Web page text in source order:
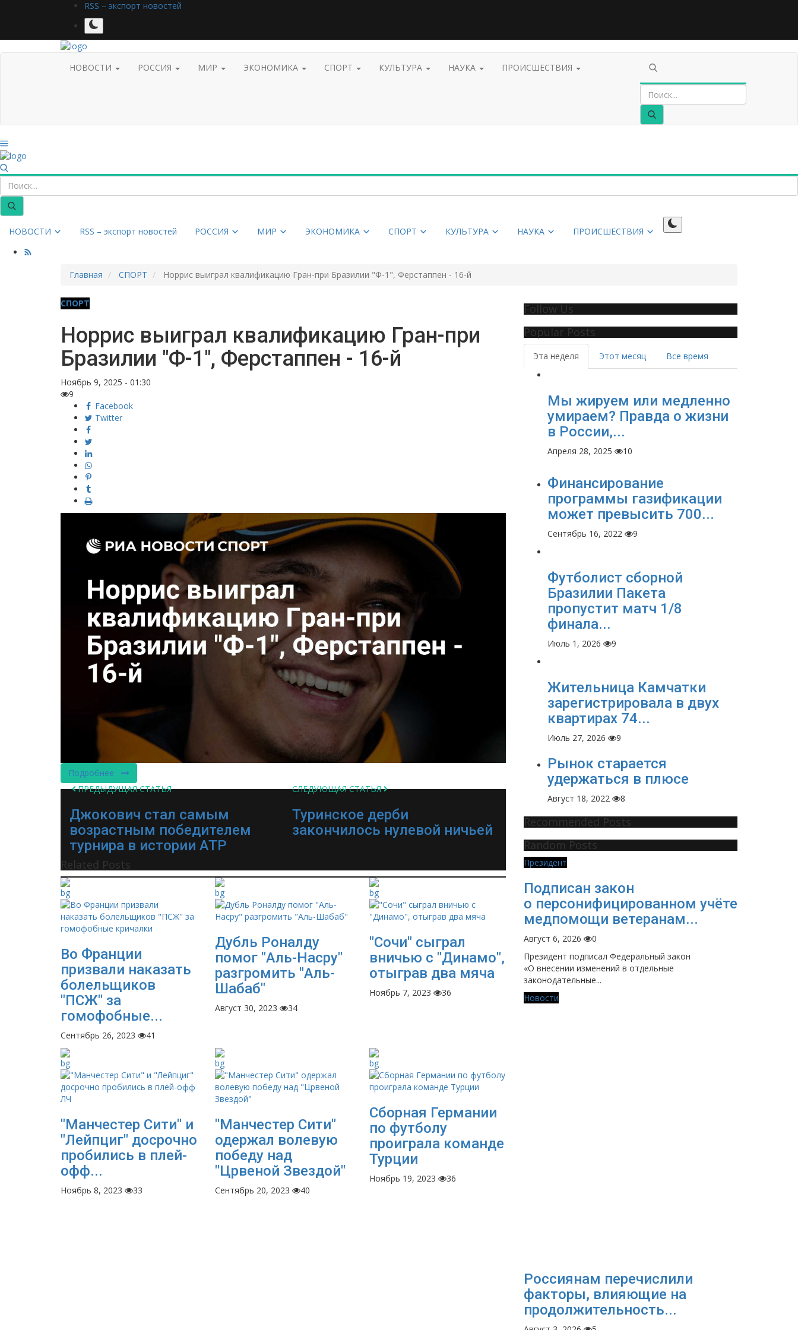
RSS – экспорт новостей
НОВОСТИ РОССИЯ МИР ЭКОНОМИКА СПОРТ КУЛЬТУРА НАУКА ПРОИСШЕСТВИЯ
НОВОСТИ RSS – экспорт новостей РОССИЯ МИР ЭКОНОМИКА СПОРТ КУЛЬТУРА НАУКА ПРОИСШЕСТВИЯ
Главная СПОРТ Норрис выиграл квалификацию Гран-при Бразилии "Ф-1", Ферстаппен - 16-й
СПОРТ
Норрис выиграл квалификацию Гран-при
Бразилии "Ф-1", Ферстаппен - 16-й
Ноябрь 9, 2025 - 01:30
9
Facebook
Twitter
Подробнее
ПРЕДЫДУЩАЯ СТАТЬЯ
Джокович стал самым
возрастным победителем
турнира в истории АТР
СЛЕДУЮЩАЯ СТАТЬЯ
Туринское дерби
закончилось нулевой ничьей
Related Posts
Во Франции
призвали наказать
болельщиков
"ПСЖ" за
гомофобные...
Сентябрь 26, 2023 41
Дубль Роналду
помог "Аль-Насру"
разгромить "Аль-
Шабаб"
Август 30, 2023 34
"Сочи" сыграл
вничью с "Динамо",
отыграв два мяча
Ноябрь 7, 2023 36
"Манчестер Сити" и
"Лейпциг" досрочно
пробились в плей-
офф...
Ноябрь 8, 2023 33
"Манчестер Сити"
одержал волевую
победу над
"Црвеной Звездой"
Сентябрь 20, 2023 40
Сборная Германии
по футболу
проиграла команде
Турции
Ноябрь 19, 2023 36
Follow Us
Popular Posts
Эта неделя Этот месяц Все время
Мы жируем или медленно
умираем? Правда о жизни
в России,...
Апреля 28, 2025 10
Финансирование
программы газификации
может превысить 700...
Сентябрь 16, 2022 9
Футболист сборной
Бразилии Пакета
пропустит матч 1/8
финала...
Июль 1, 2026 9
Жительница Камчатки
зарегистрировала в двух
квартирах 74...
Июль 27, 2026 9
Рынок старается
удержаться в плюсе
Август 18, 2022 8
Recommended Posts
Random Posts
Президент
Подписан закон
о персонифицированном учёте
медпомощи ветеранам...
Август 6, 2026
0
Президент подписал Федеральный закон
«О внесении изменений в отдельные
законодательные...
Новости
Россиянам перечислили
факторы, влияющие на
продолжительность...